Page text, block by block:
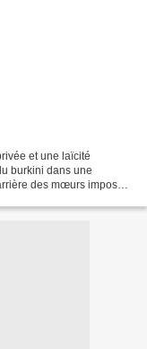
et une laïcité
burkini dans une
des mœurs imposé